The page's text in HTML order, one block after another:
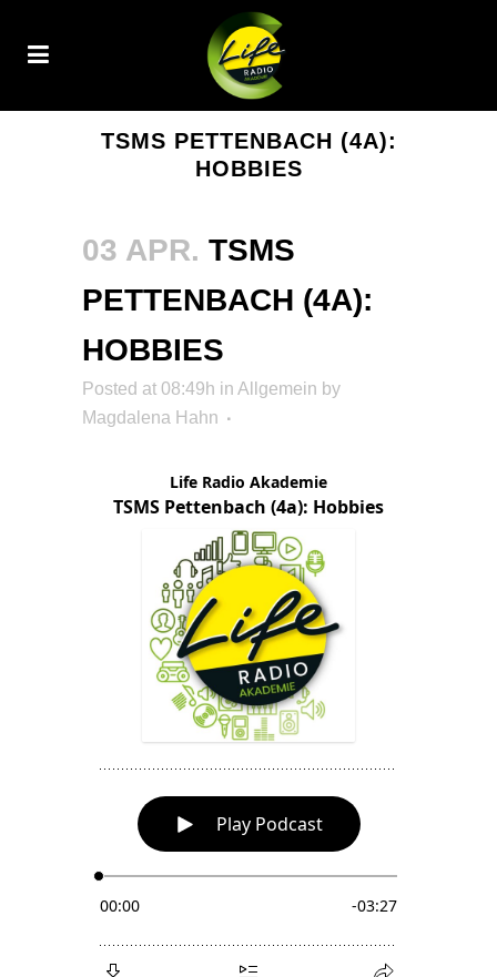
TSMS PETTENBACH (4A):
HOBBIES
03 APR. TSMS
PETTENBACH (4A):
HOBBIES
Posted at 08:49h in Allgemein by
Magdalena Hahn